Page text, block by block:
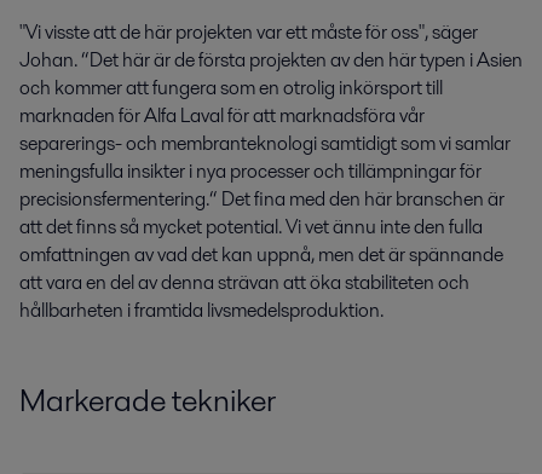
"Vi visste att de här projekten var ett måste för oss", säger
Johan. “Det här är de första projekten av den här typen i Asien
och kommer att fungera som en otrolig inkörsport till
marknaden för Alfa Laval för att marknadsföra vår
separerings- och membranteknologi samtidigt som vi samlar
meningsfulla insikter i nya processer och tillämpningar för
precisionsfermentering.“ Det fina med den här branschen är
att det finns så mycket potential. Vi vet ännu inte den fulla
omfattningen av vad det kan uppnå, men det är spännande
att vara en del av denna strävan att öka stabiliteten och
hållbarheten i framtida livsmedelsproduktion.
Markerade tekniker